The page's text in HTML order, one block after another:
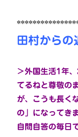
田村からの
＞外国生活1年
てるねと尊敬の
が、こうも長く
の」になってき
自問自答の毎日